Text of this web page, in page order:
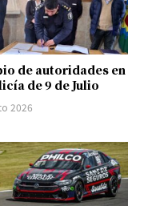
de autoridades en
de 9 de Julio
2026